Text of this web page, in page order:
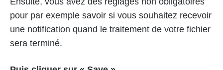
pour par exemple savoir si vous souhaitez recevoir
une notification quand le traitement de votre fichier
sera terminé.